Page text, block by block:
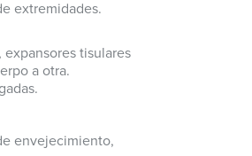
extremidades.
tisulares
a otra.
envejecimiento,